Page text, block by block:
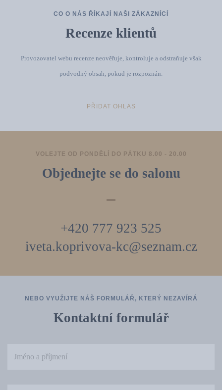
CO O NÁS ŘÍKAJÍ NAŠI ZÁKAZNÍCÍ
Recenze klientů
Provozovatel webu recenze neověřuje, kontroluje a odstraňuje však
podvodný obsah, pokud je rozpoznán.
PŘIDAT OHLAS
VOLEJTE OD PONDĚLÍ DO PÁTKU 8.00 - 20.00
Objednejte se do salonu
+420 777 923 525
iveta.koprivova-kc@seznam.cz
NEBO VYUŽIJTE NÁŠ FORMULÁŘ, KTERÝ NEZAVÍRÁ
Kontaktní formulář